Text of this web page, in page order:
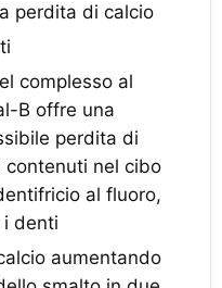
perdita di calcio
complesso al
B offre una
perdita di
nel cibo
al fluoro,
i denti
aumentando